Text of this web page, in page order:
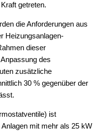
getreten.
die Anforderungen aus
Heizungsanlagen-
dieser
des
zusätzliche
30 % gegenüber der
ist
mit mehr als 25 kW